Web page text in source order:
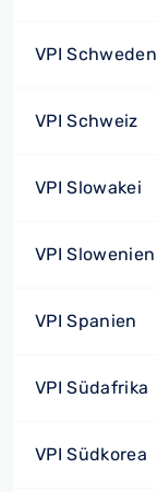
VPI Schweden
VPI Schweiz
VPI Slowakei
VPI Slowenien
VPI Spanien
VPI Südafrika
VPI Südkorea